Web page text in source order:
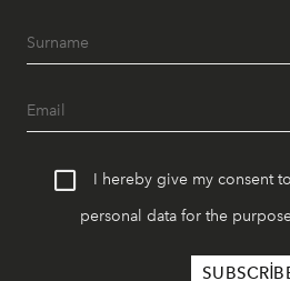
I hereby give my consent
personal data for the